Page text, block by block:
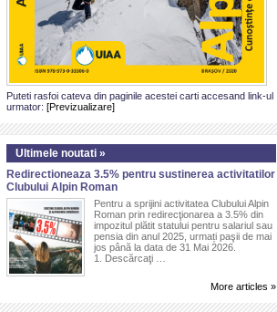
Puteti rasfoi cateva din paginile acestei carti accesand link-ul
urmator: [Previzualizare]
Ultimele noutati »
Redirectioneaza 3.5% pentru sustinerea activitatilor
Clubului Alpin Roman
Pentru a sprijini activitatea Clubului Alpin
Roman prin redirecţionarea a 3.5% din
impozitul plătit statului pentru salariul sau
pensia din anul 2025, urmați paşii de mai
jos până la data de 31 Mai 2026.
1. Descărcaţi …
More articles »